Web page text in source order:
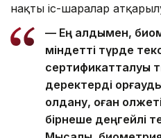
нақты іс-шаралар
— Ең алдымен,
міндетті түрде
сертификатталуы
деректерді
қолдану, оған
бірнеше деңгейлі